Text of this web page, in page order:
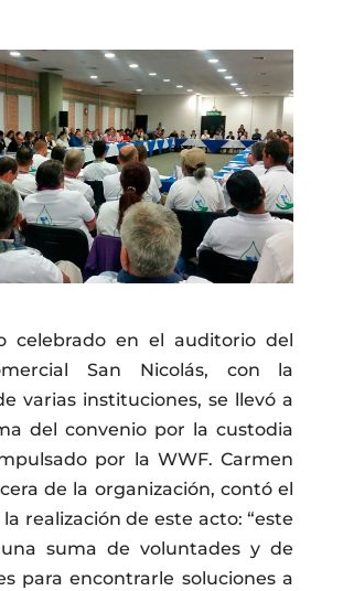
celebrado en el auditorio del
San Nicolás, con la
varias instituciones, se llevó a
del convenio por la custodia
por la WWF. Carmen
de la organización, contó el
realización de este acto: “este
suma de voluntades y de
para encontrarle soluciones a